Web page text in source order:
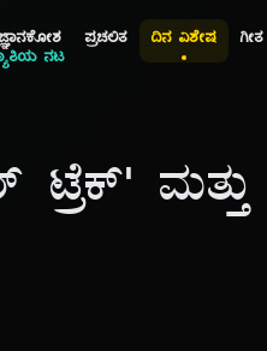
ಜ್ಞಾನಕೋಶ ಪ್ರಚಲಿತ ದಿನ ವಿಶೇಷ
ನಟ
ಟ್ರೆಕ್'